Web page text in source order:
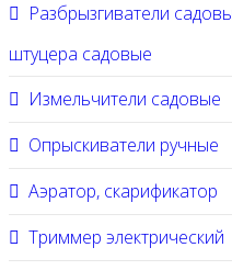
Разбрызгиватели
штуцера садовые
Измельчители садовые
Опрыскиватели ручные
Аэратор, скарификатор
Триммер электрический